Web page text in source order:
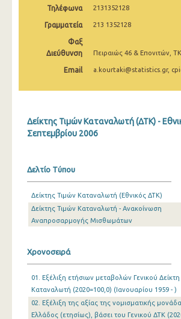
Μαΐου 2025
Απριλίου 2025
Ιανουαρίου 2025
Νοεμβρίου 2024
Σεπτεμβρίου 2024
Ιουλίου 2024
Ιουνίου 2024
Μαΐου 2024
Τηλέφωνα 2131352128
Γραμματεία 213 1352128
Φαξ
Διεύθυνση
Πειραιώς 46 & Επονιτών,
Email a.kourtaki@statistics.gr,
Δείκτης Τιμών Καταναλωτή (ΔΤΚ) -
Σεπτεμβρίου 2006
Δελτίο Τύπου
Δείκτης Τιμών Καταναλωτή (Εθνικός ΔΤΚ)
Δείκτης Τιμών Καταναλωτή - Ανακοίνωση
Αναπροσαρμογής Μισθωμάτων
Χρονοσειρά
01. Εξέλιξη ετήσιων μεταβολών Γενικού
Καταναλωτή (2020=100,0) (Ιανουαρίου 1959 - )
02. Εξέλιξη της αξίας της νομισματικής
Ελλάδος (ετησίως), βάσει του Γενικού ΔΤΚ